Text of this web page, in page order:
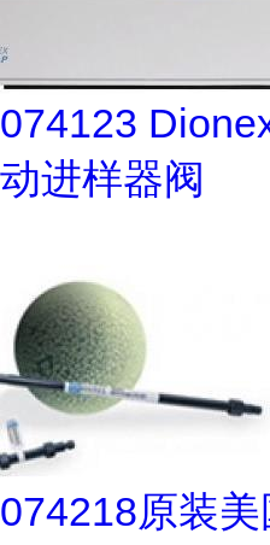
074123
动进样器阀
074218原装